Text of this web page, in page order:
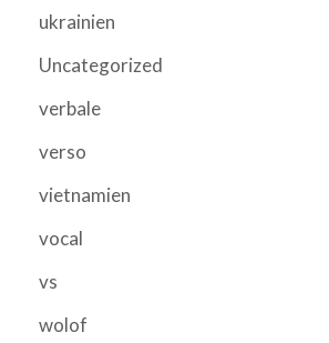
ukrainien
Uncategorized
verbale
verso
vietnamien
vocal
vs
wolof